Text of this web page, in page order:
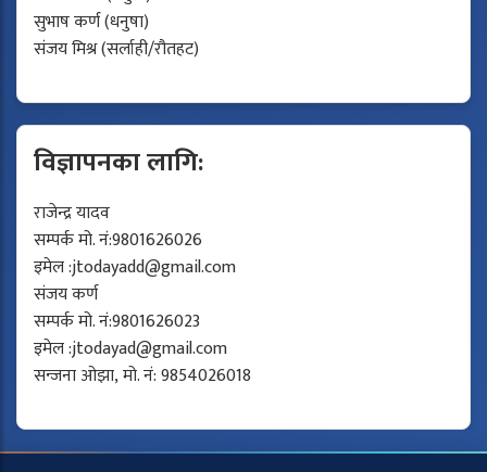
सुभाष कर्ण (धनुषा)
संजय मिश्र (सर्लाही/रौतहट)
विज्ञापनका लागि:
राजेन्द्र यादव
सम्पर्क मो. नं:9801626026
इमेल :jtodayadd@gmail.com
संजय कर्ण
सम्पर्क मो. नं:9801626023
इमेल :jtodayad@gmail.com
सन्जना ओझा, मो. नं: 9854026018